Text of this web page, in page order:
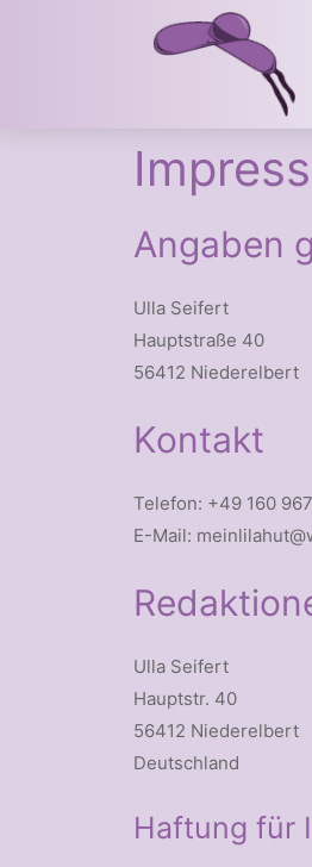
Angaben
Ulla Seifert
Hauptstraße 40
56412 Niederelbert
Kontakt
Telefon: +49 160
E-Mail:
Ulla Seifert
Hauptstr. 40
56412 Niederelbert
Deutschland
Haftung für